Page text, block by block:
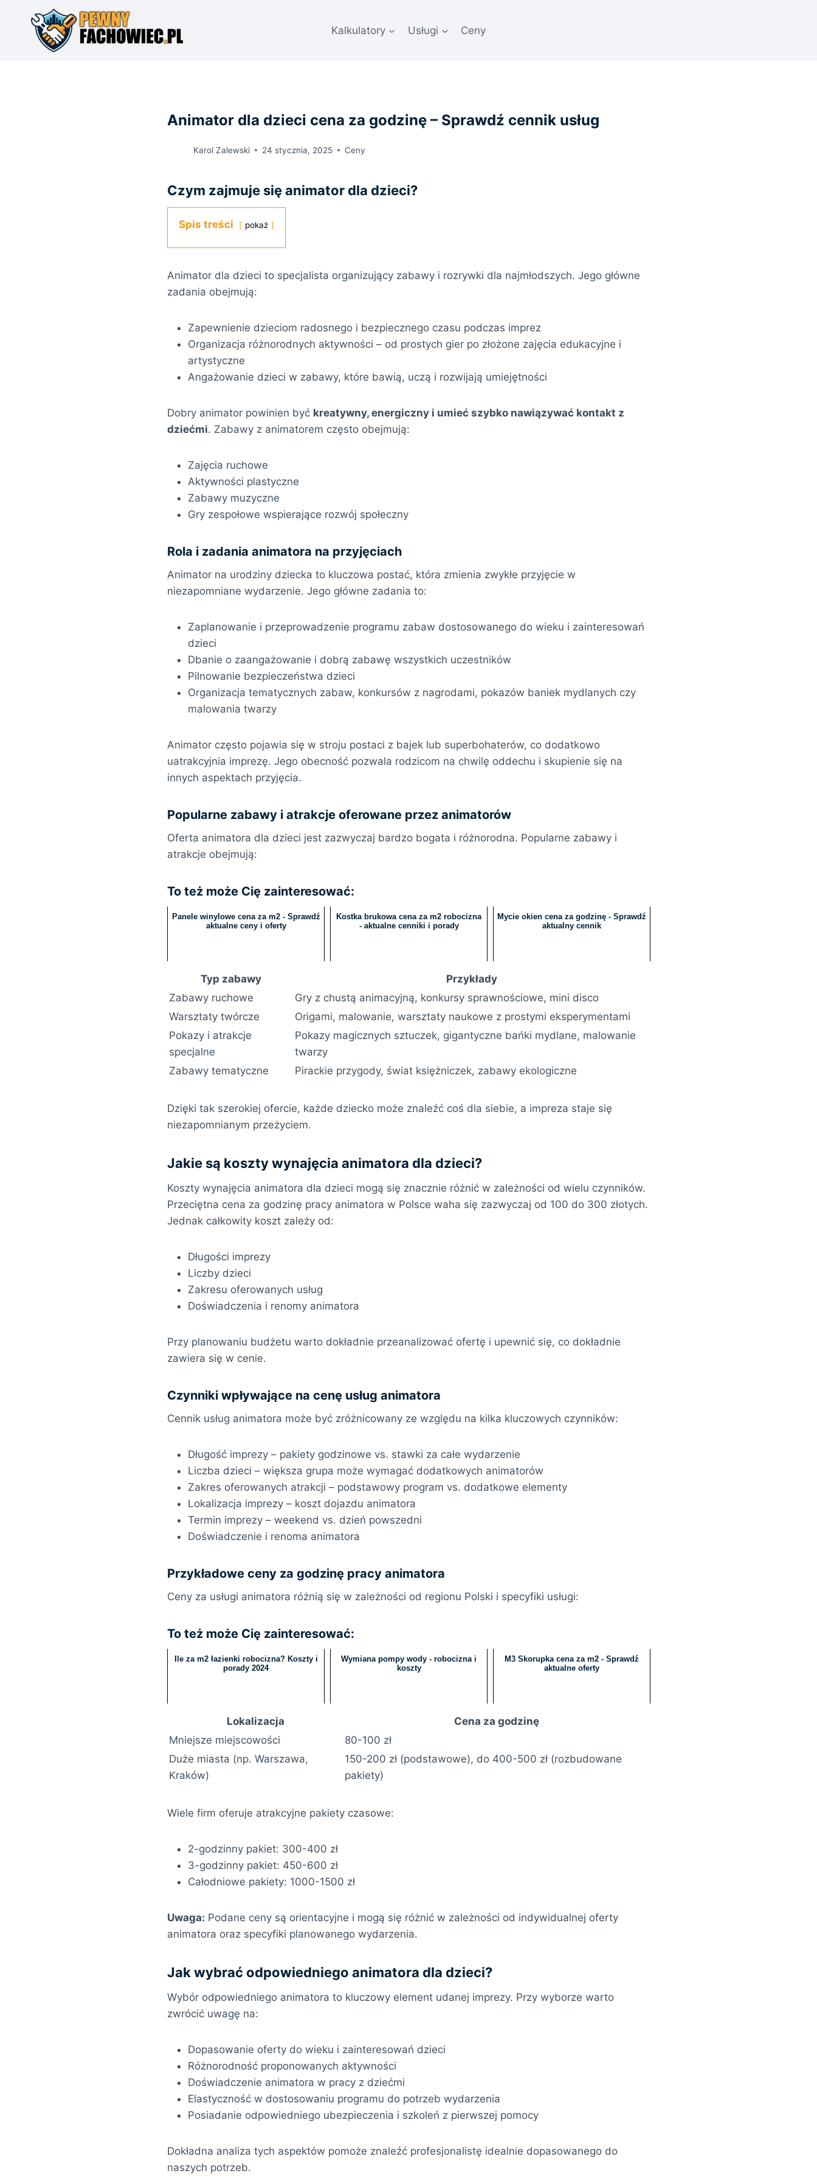
Kalkulatory Usługi Ceny
Animator dla dzieci cena za godzinę – Sprawdź cennik usług
Karol Zalewski 24 stycznia, 2025 Ceny
Czym zajmuje się animator dla dzieci?
Spis treści pokaż
Animator dla dzieci to specjalista organizujący zabawy i rozrywki dla najmłodszych. Jego główne
zadania obejmują:
Zapewnienie dzieciom radosnego i bezpiecznego czasu podczas imprez
Organizacja różnorodnych aktywności – od prostych gier po złożone zajęcia edukacyjne i
artystyczne
Angażowanie dzieci w zabawy, które bawią, uczą i rozwijają umiejętności
Dobry animator powinien być kreatywny, energiczny i umieć szybko nawiązywać kontakt z
dziećmi. Zabawy z animatorem często obejmują:
Zajęcia ruchowe
Aktywności plastyczne
Zabawy muzyczne
Gry zespołowe wspierające rozwój społeczny
Rola i zadania animatora na przyjęciach
Animator na urodziny dziecka to kluczowa postać, która zmienia zwykłe przyjęcie w
niezapomniane wydarzenie. Jego główne zadania to:
Zaplanowanie i przeprowadzenie programu zabaw dostosowanego do wieku i zainteresowań
dzieci
Dbanie o zaangażowanie i dobrą zabawę wszystkich uczestników
Pilnowanie bezpieczeństwa dzieci
Organizacja tematycznych zabaw, konkursów z nagrodami, pokazów baniek mydlanych czy
malowania twarzy
Animator często pojawia się w stroju postaci z bajek lub superbohaterów, co dodatkowo
uatrakcyjnia imprezę. Jego obecność pozwala rodzicom na chwilę oddechu i skupienie się na
innych aspektach przyjęcia.
Popularne zabawy i atrakcje oferowane przez animatorów
Oferta animatora dla dzieci jest zazwyczaj bardzo bogata i różnorodna. Popularne zabawy i
atrakcje obejmują:
To też może Cię zainteresować:
Panele winylowe cena za m2 - Sprawdź
aktualne ceny i oferty
Kostka brukowa cena za m2 robocizna
- aktualne cenniki i porady
Mycie okien cena za godzinę - Sprawdź
aktualny cennik
Typ zabawy
Przykłady
Zabawy ruchowe
Gry z chustą animacyjną, konkursy sprawnościowe, mini disco
Warsztaty twórcze
Origami, malowanie, warsztaty naukowe z prostymi eksperymentami
Pokazy i atrakcje
specjalne
Pokazy magicznych sztuczek, gigantyczne bańki mydlane, malowanie
twarzy
Zabawy tematyczne
Pirackie przygody, świat księżniczek, zabawy ekologiczne
Dzięki tak szerokiej ofercie, każde dziecko może znaleźć coś dla siebie, a impreza staje się
niezapomnianym przeżyciem.
Jakie są koszty wynajęcia animatora dla dzieci?
Koszty wynajęcia animatora dla dzieci mogą się znacznie różnić w zależności od wielu czynników.
Przeciętna cena za godzinę pracy animatora w Polsce waha się zazwyczaj od 100 do 300 złotych.
Jednak całkowity koszt zależy od:
Długości imprezy
Liczby dzieci
Zakresu oferowanych usług
Doświadczenia i renomy animatora
Przy planowaniu budżetu warto dokładnie przeanalizować ofertę i upewnić się, co dokładnie
zawiera się w cenie.
Czynniki wpływające na cenę usług animatora
Cennik usług animatora może być zróżnicowany ze względu na kilka kluczowych czynników:
Długość imprezy – pakiety godzinowe vs. stawki za całe wydarzenie
Liczba dzieci – większa grupa może wymagać dodatkowych animatorów
Zakres oferowanych atrakcji – podstawowy program vs. dodatkowe elementy
Lokalizacja imprezy – koszt dojazdu animatora
Termin imprezy – weekend vs. dzień powszedni
Doświadczenie i renoma animatora
Przykładowe ceny za godzinę pracy animatora
Ceny za usługi animatora różnią się w zależności od regionu Polski i specyfiki usługi:
To też może Cię zainteresować:
Ile za m2 łazienki robocizna? Koszty i
porady 2024
Wymiana pompy wody - robocizna i
koszty
M3 Skorupka cena za m2 - Sprawdź
aktualne oferty
Lokalizacja
Cena za godzinę
Mniejsze miejscowości
80-100 zł
Duże miasta (np. Warszawa,
Kraków)
150-200 zł (podstawowe), do 400-500 zł (rozbudowane
pakiety)
Wiele firm oferuje atrakcyjne pakiety czasowe:
2-godzinny pakiet: 300-400 zł
3-godzinny pakiet: 450-600 zł
Całodniowe pakiety: 1000-1500 zł
Uwaga: Podane ceny są orientacyjne i mogą się różnić w zależności od indywidualnej oferty
animatora oraz specyfiki planowanego wydarzenia.
Jak wybrać odpowiedniego animatora dla dzieci?
Wybór odpowiedniego animatora to kluczowy element udanej imprezy. Przy wyborze warto
zwrócić uwagę na:
Dopasowanie oferty do wieku i zainteresowań dzieci
Różnorodność proponowanych aktywności
Doświadczenie animatora w pracy z dziećmi
Elastyczność w dostosowaniu programu do potrzeb wydarzenia
Posiadanie odpowiedniego ubezpieczenia i szkoleń z pierwszej pomocy
Dokładna analiza tych aspektów pomoże znaleźć profesjonalistę idealnie dopasowanego do
naszych potrzeb.